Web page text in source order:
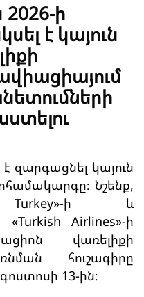
2026-ի
է կայուն
զարգացնել կայուն
Նշենք,
ի և
«Turkish Airlines»-ի
վառելիքի
հուշագիրը
13-ին։